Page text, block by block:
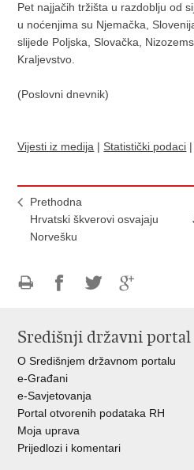
Pet najjačih tržišta u razdoblju od
u noćenjima su Njemačka,
slijede Poljska, Slovačka,
Kraljevstvo.
(Poslovni dnevnik)
Vijesti iz medija | Statistički podaci |
Prethodna
Hrvatski škverovi osvajaju
Norvešku
FacebookuTwitteruGoogle
Središnji državni portal
O Središnjem državnom portalu
e-Građani
e-Savjetovanja
Portal otvorenih podataka RH
Moja uprava
Prijedlozi i komentari